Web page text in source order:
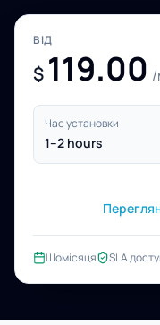
ВІД
$ 119.00 /
Час установки
1–2 hours
Щомісяця SLA